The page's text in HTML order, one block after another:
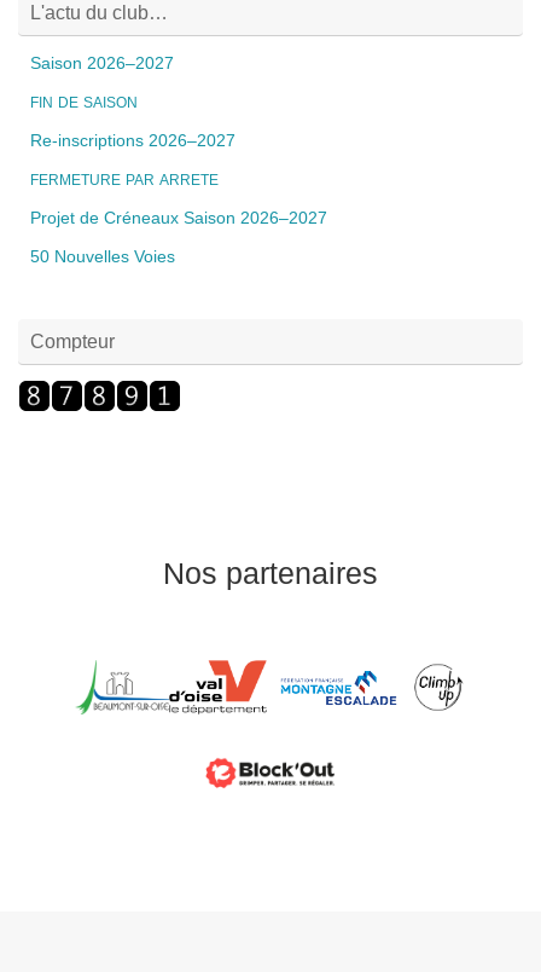
L'actu du club…
Saison 2026–2027
FIN DE SAISON
Re-inscriptions 2026–2027
FERMETURE PAR ARRETE
Projet de Créneaux Saison 2026–2027
50 Nouvelles Voies
Compteur
Nos partenaires